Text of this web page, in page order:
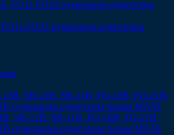
FO23 нумерация идентична
SR-12B, SR-11B, FO-10B, FO-21B,
нумерация идентична борам MANI